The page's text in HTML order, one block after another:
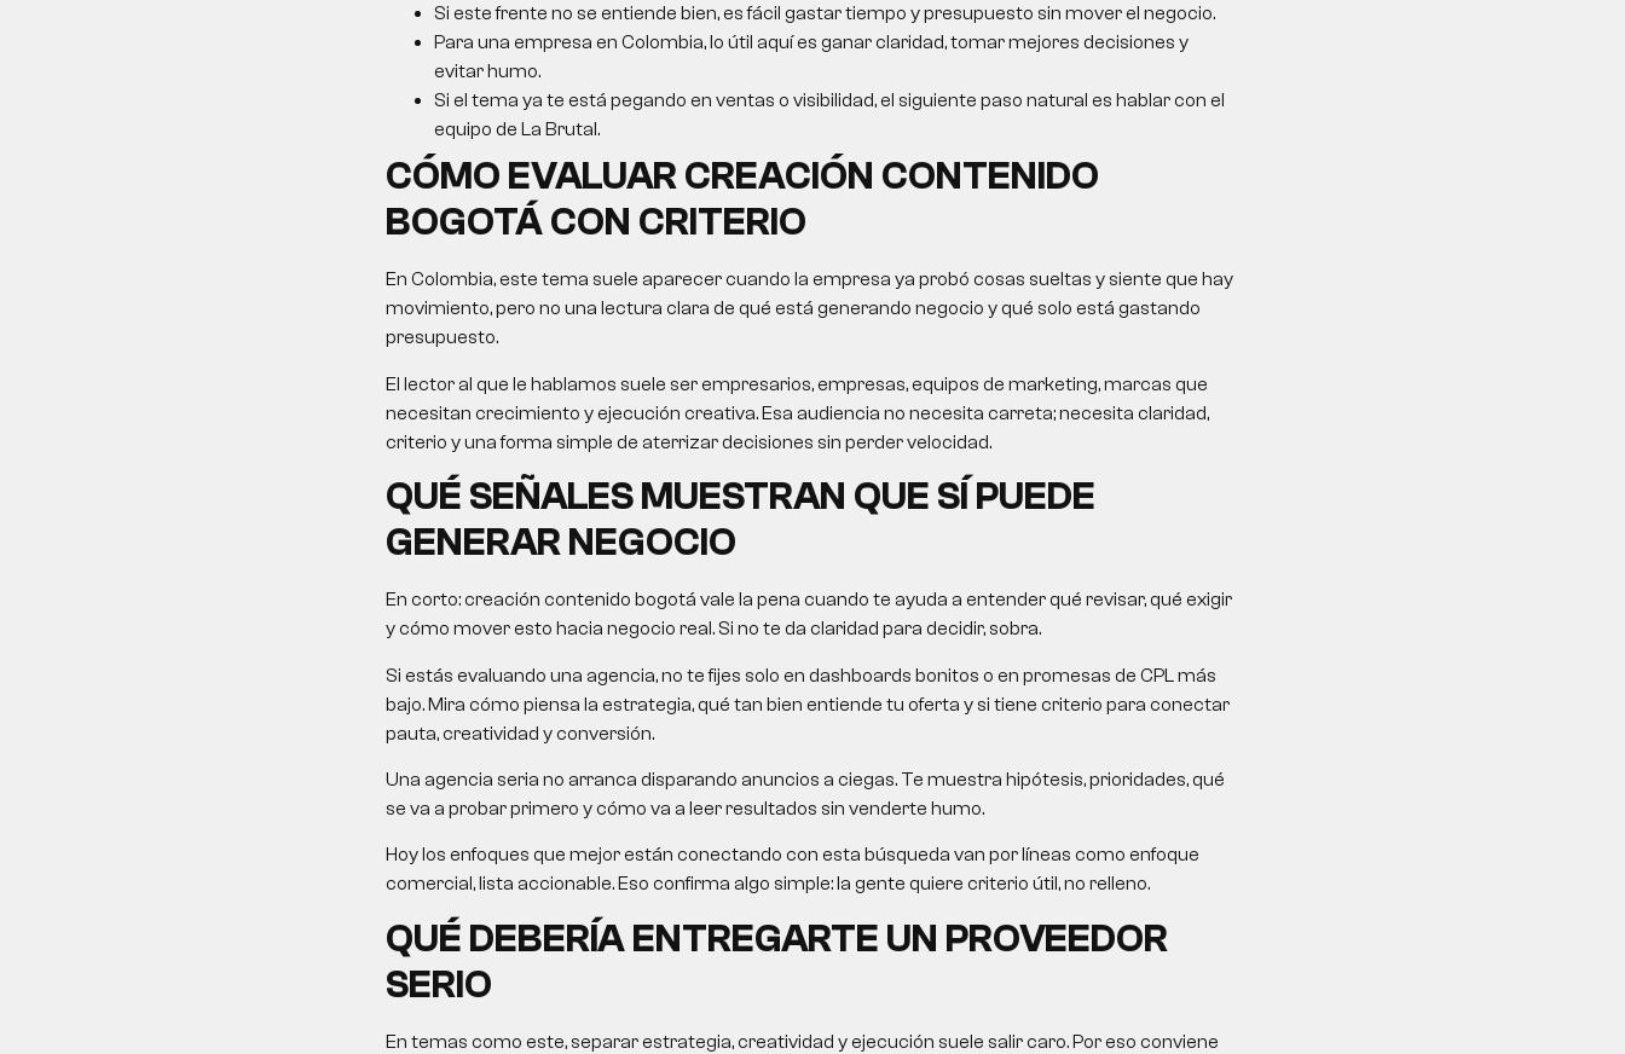
Si este frente no se entiende bien, es fácil gastar tiempo y presupuesto sin mover el negocio.
Para una empresa en Colombia, lo útil aquí es ganar claridad, tomar mejores decisiones y
evitar humo.
Si el tema ya te está pegando en ventas o visibilidad, el siguiente paso natural es hablar con el
equipo de La Brutal.
CÓMO EVALUARCREACIÓN CONTENIDO
BOGOTÁCON CRITERIO
En Colombia, este tema suele aparecer cuando la empresa ya probó cosas sueltas y siente que hay
movimiento, pero no una lectura clara de qué está generando negocio y qué solo está gastando
presupuesto.
El lector al que le hablamos suele ser empresarios, empresas, equipos de marketing, marcas que
necesitan crecimiento y ejecución creativa. Esa audiencia no necesita carreta; necesita claridad,
criterio y una forma simple de aterrizar decisiones sin perder velocidad.
QUÉ SEÑALES MUESTRAN QUE SÍ PUEDE
GENERAR NEGOCIO
En corto: creación contenido bogotá vale la pena cuando te ayuda a entender qué revisar, qué exigir
y cómo mover esto hacia negocio real. Si no te da claridad para decidir, sobra.
Si estás evaluando una agencia, no te fijes solo en dashboards bonitos o en promesas de CPL más
bajo. Mira cómo piensa la estrategia, qué tan bien entiende tu oferta y si tiene criterio para conectar
pauta, creatividad y conversión.
Una agencia seria no arranca disparando anuncios a ciegas. Te muestra hipótesis, prioridades, qué
se va a probar primero y cómo va a leer resultados sin venderte humo.
Hoy los enfoques que mejor están conectando con esta búsqueda van por líneas como enfoque
comercial, lista accionable. Eso confirma algo simple: la gente quiere criterio útil, no relleno.
QUÉ DEBERÍA ENTREGARTE UN PROVEEDOR
SERIO
En temas como este, separar estrategia, creatividad y ejecución suele salir caro. Por eso conviene